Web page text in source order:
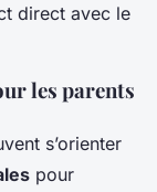
direct avec le
les parents
s’orienter
pour